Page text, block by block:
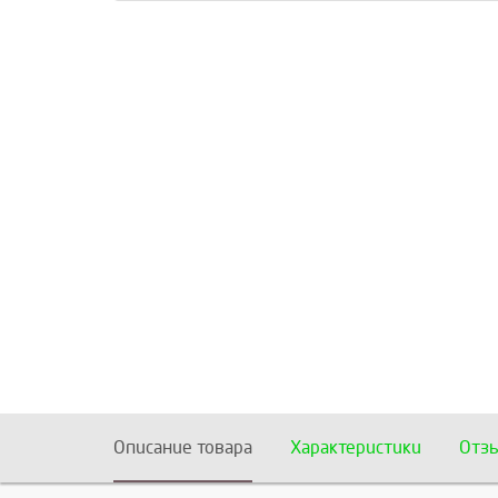
Описание товара Характеристики